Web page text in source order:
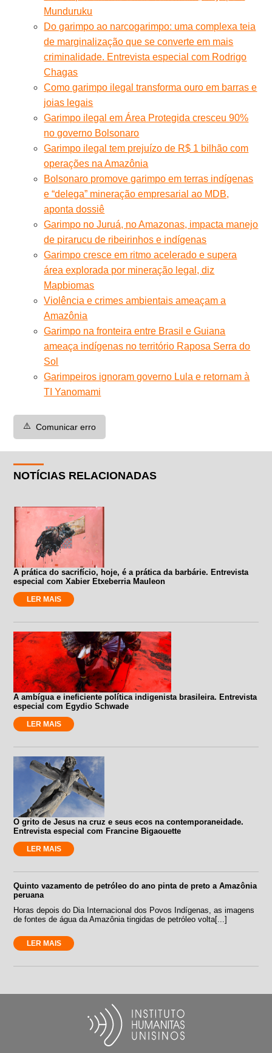
Munduruku
Do garimpo ao narcogarimpo: uma complexa teia
de marginalização que se converte em mais
criminalidade. Entrevista especial com Rodrigo
Chagas
Como garimpo ilegal transforma ouro em barras e
joias legais
Garimpo ilegal em Área Protegida cresceu 90%
no governo Bolsonaro
Garimpo ilegal tem prejuízo de R$ 1 bilhão com
operações na Amazônia
Bolsonaro promove garimpo em terras indígenas
e “delega” mineração empresarial ao MDB,
aponta dossiê
Garimpo no Juruá, no Amazonas, impacta manejo
de pirarucu de ribeirinhos e indígenas
Garimpo cresce em ritmo acelerado e supera
área explorada por mineração legal, diz
Mapbiomas
Violência e crimes ambientais ameaçam a
Amazônia
Garimpo na fronteira entre Brasil e Guiana
ameaça indígenas no território Raposa Serra do
Sol
Garimpeiros ignoram governo Lula e retornam à
TI Yanomami
⚠️ Comunicar erro
NOTÍCIAS RELACIONADAS
A prática do sacrifício, hoje, é a prática da barbárie. Entrevista
especial com Xabier Etxeberria Mauleon
LER MAIS
A ambígua e ineficiente política indigenista brasileira. Entrevista
especial com Egydio Schwade
LER MAIS
O grito de Jesus na cruz e seus ecos na contemporaneidade.
Entrevista especial com Francine Bigaouette
LER MAIS
Quinto vazamento de petróleo do ano pinta de preto a Amazônia
peruana
Horas depois do Dia Internacional dos Povos Indígenas, as imagens
de fontes de água da Amazônia tingidas de petróleo volta[...]
LER MAIS